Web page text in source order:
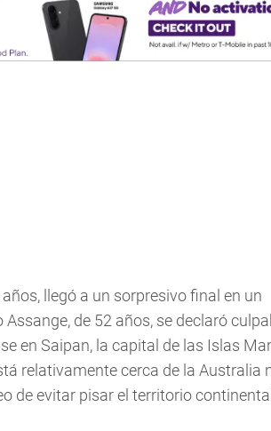
llegó a un sorpresivo final en un
de 52 años, se declaró
en Saipan, la capital de las Islas
relativamente cerca de la Australia
de evitar pisar el territorio